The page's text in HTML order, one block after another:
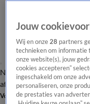
Nieuws van de DagOpinie
afleveringVideo's Nieuws
Volg Nieuws van de Dag
Jouw
Wij en onze28 partners
technieken om informatie
onze website(s), jouw
cookies accepteren”
ingeschakeld om onze
personaliseren, onze
de prestaties van